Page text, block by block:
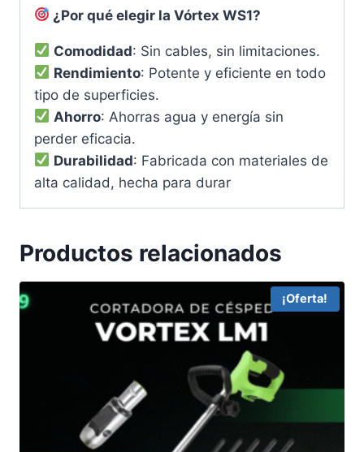
¿Por qué elegir la Vórtex WS1?
Comodidad: Sin cables, sin limitaciones.
Rendimiento: Potente y eficiente en todo
tipo de superficies.
Ahorro: Ahorras agua y energía sin
perder eficacia.
Durabilidad: Fabricada con materiales de
alta calidad, hecha para durar
Productos relacionados
¡Oferta!